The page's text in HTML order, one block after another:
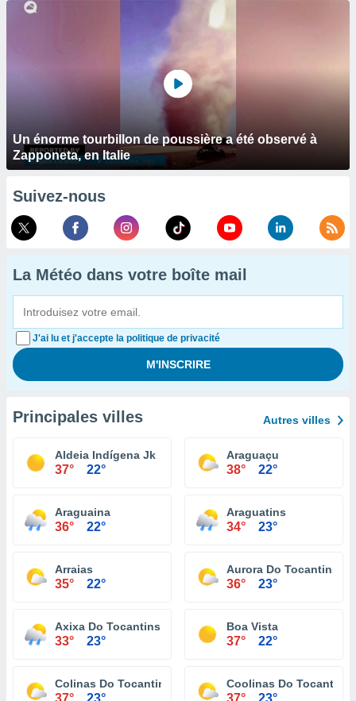
Un énorme tourbillon de poussière a été observé à
Zapponeta, en Italie
Suivez-nous
La Météo dans votre boîte mail
J'ai lu et j'accepte la politique de privacité
Principales villes Autres villes
Aldeia Indígena Jk
37° 22°
Araguaçu
38° 22°
Araguaina
36° 22°
Araguatins
34° 23°
Arraias
35° 22°
Aurora Do Tocantins
36° 23°
Axixa Do Tocantins
33° 23°
Boa Vista
37° 22°
Colinas Do Tocantins
37° 23°
Coolinas Do Tocantins
37° 23°